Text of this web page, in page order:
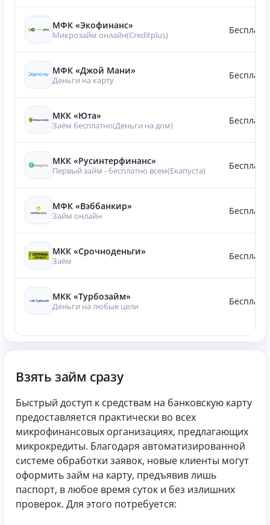
МФК «Экофинанс»
Микрозайм онлайн(Creditplus)
МФК «Джой Мани»
Деньги на карту
МКК «Юта»
Заём бесплатно(Деньги на дом)
МКК «Русинтерфинанс»
Первый займ - бесплатно всем(Eкапуста)
МФК «Вэббанкир»
Займ онлайн
МКК «Срочноденьги»
Заём
МКК «Турбозайм»
Деньги на любые цели
Взять займ сразу
Быстрый доступ к средствам на банковскую карту
предоставляется практически во всех
микрофинансовых организациях, предлагающих
микрокредиты. Благодаря автоматизированной
системе обработки заявок, новые клиенты могут
оформить займ на карту, предъявив лишь
паспорт, в любое время суток и без излишних
проверок. Для этого потребуется: